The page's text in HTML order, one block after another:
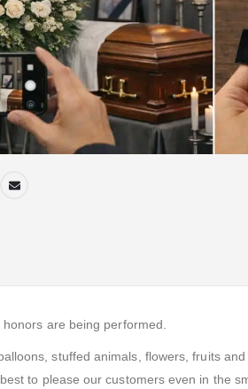
are being performed.
stuffed animals, flowers, fruits
to please our customers even in the